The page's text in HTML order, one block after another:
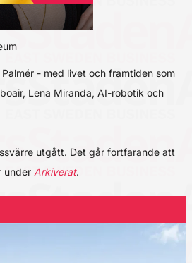
- med livet och framtiden som
Lena Miranda, AI-robotik och
utgått. Det går fortfarande att
under Arkiverat.